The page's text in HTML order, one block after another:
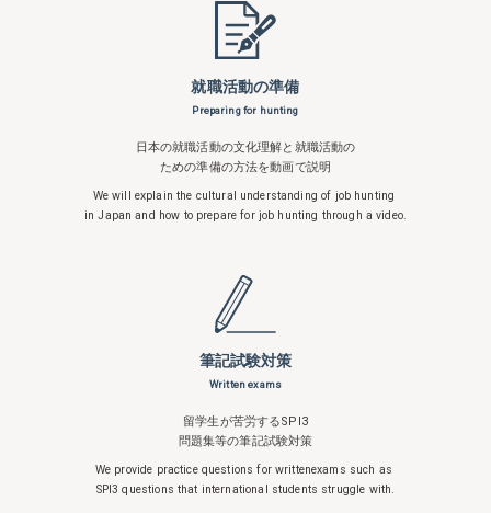
就職活動の準備
Preparing for hunting
日本の就職活動の文化理解と就職活動の
ための準備の方法を動画で説明
We will explain the cultural understandingof job hunting
in Japan and how to prepare for job hunting through a video.
筆記試験対策
Written exams
留学生が苦労するSPI3
問題集等の筆記試験対策
We provide practice questions for writtenexams such as
SPI3 questions that international students struggle with.